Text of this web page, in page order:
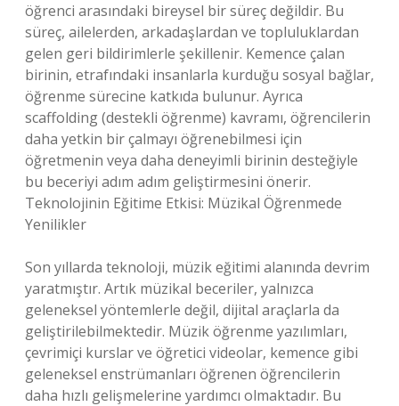
öğrenci arasındaki bireysel bir süreç değildir. Bu
süreç, ailelerden, arkadaşlardan ve topluluklardan
gelen geri bildirimlerle şekillenir. Kemence çalan
birinin, etrafındaki insanlarla kurduğu sosyal bağlar,
öğrenme sürecine katkıda bulunur. Ayrıca
scaffolding (destekli öğrenme) kavramı, öğrencilerin
daha yetkin bir çalmayı öğrenebilmesi için
öğretmenin veya daha deneyimli birinin desteğiyle
bu beceriyi adım adım geliştirmesini önerir.
Teknolojinin Eğitime Etkisi: Müzikal Öğrenmede
Yenilikler
Son yıllarda teknoloji, müzik eğitimi alanında devrim
yaratmıştır. Artık müzikal beceriler, yalnızca
geleneksel yöntemlerle değil, dijital araçlarla da
geliştirilebilmektedir. Müzik öğrenme yazılımları,
çevrimiçi kurslar ve öğretici videolar, kemence gibi
geleneksel enstrümanları öğrenen öğrencilerin
daha hızlı gelişmelerine yardımcı olmaktadır. Bu